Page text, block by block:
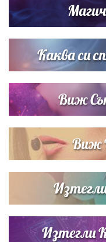
Дъщерята на Тодор
Братя Аргирови я
Каква си
Виж
Виж
Изтегли